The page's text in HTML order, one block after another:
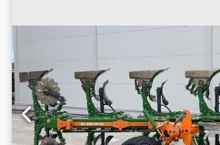
montaje de cuerpo con Cedpfjt